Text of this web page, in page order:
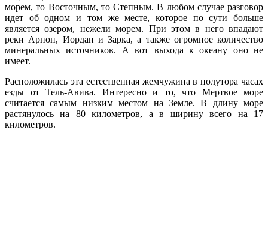
морем, то Восточным, то Степным. В любом случае разговор
идет об одном и том же месте, которое по сути больше
является озером, нежели морем. При этом в него впадают
реки Арнон, Иордан и Зарка, а также огромное количество
минеральных источников. А вот выхода к океану оно не
имеет.
Расположилась эта естественная жемчужина в полутора часах
езды от Тель-Авива. Интересно и то, что Мертвое море
считается самым низким местом на Земле. В длину море
растянулось на 80 километров, а в ширину всего на 17
километров.